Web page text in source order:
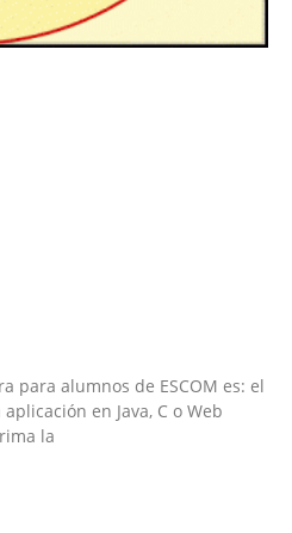
para alumnos de ESCOM es: el
en Java, C o Web
la